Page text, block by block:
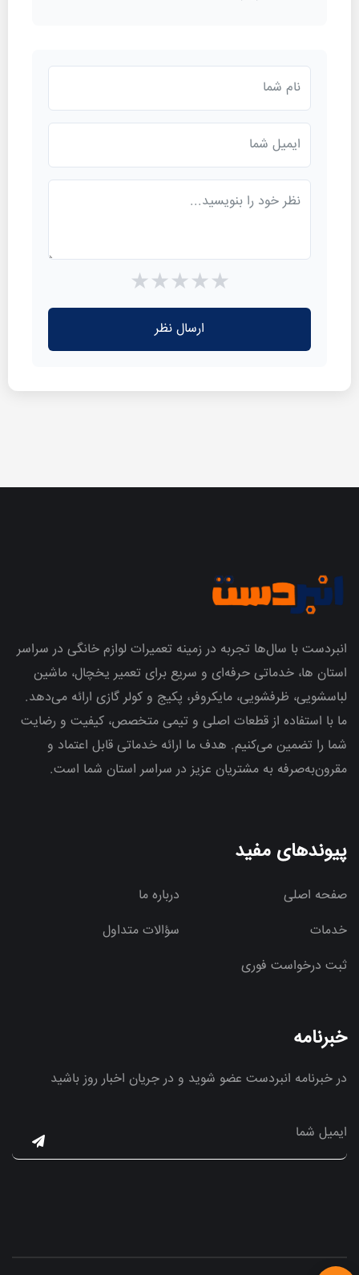
★★★★★
ارسال نظر
انبردست با سال‌ها تجربه در زمینه تعمیرات لوازم خانگی در سراسر
استان ها، خدماتی حرفه‌ای و سریع برای تعمیر یخچال، ماشین
لباسشویی، ظرفشویی، مایکروفر، پکیج و کولر گازی ارائه می‌دهد.
ما با استفاده از قطعات اصلی و تیمی متخصص، کیفیت و رضایت
شما را تضمین می‌کنیم. هدف ما ارائه خدماتی قابل اعتماد و
مقرون‌به‌صرفه به مشتریان عزیز در سراسر استان شما است.
پیوندهای مفید
صفحه اصلی
درباره ما
خدمات
سؤالات متداول
ثبت درخواست فوری
خبرنامه
در خبرنامه انبردست عضو شوید و در جریان اخبار روز باشید